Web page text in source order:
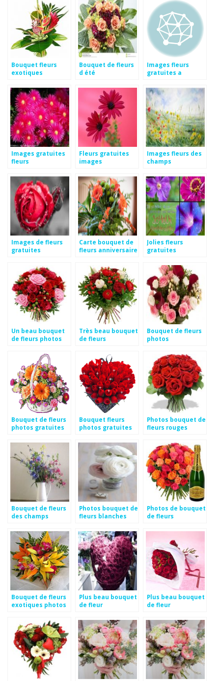
Bouquet fleurs
exotiques
Bouquet de fleurs
d été
Images fleurs
gratuites a
Images gratuites
fleurs
Fleurs gratuites
images
Images fleurs des
champs
Images de fleurs
gratuites
Carte bouquet de
fleurs anniversaire
Jolies fleurs
gratuites
Un beau bouquet
de fleurs photos
Très beau bouquet
de fleurs
Bouquet de fleurs
photos
Bouquet de fleurs
photos gratuites
Bouquet fleurs
photos gratuites
Photos bouquet de
fleurs rouges
Bouquet de fleurs
des champs
Photos bouquet de
fleurs blanches
Photos de bouquet
de fleurs
Bouquet de fleurs
exotiques photos
Plus beau bouquet
de fleur
Plus beau bouquet
de fleur